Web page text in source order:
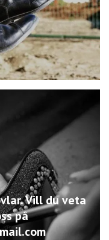
Vill du veta
på